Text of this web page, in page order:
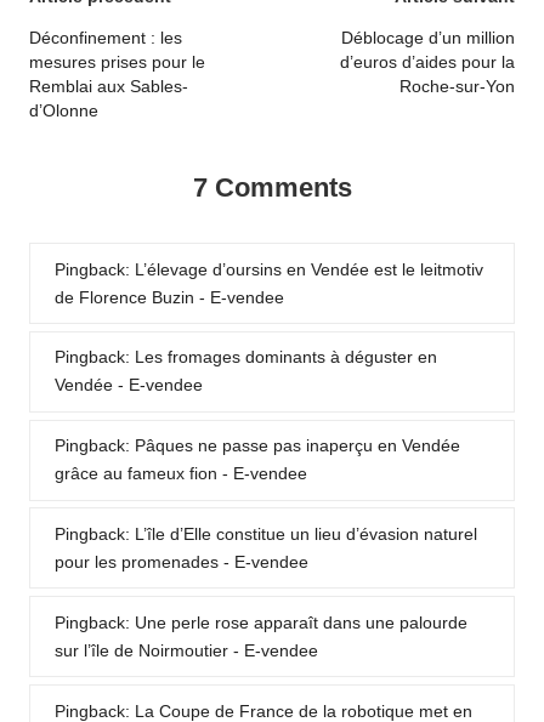
navigation
Déconfinement : les
mesures prises pour le
Remblai aux Sables-
d’Olonne
Déblocage d’un million
d’euros d’aides pour la
Roche-sur-Yon
7 Comments
Pingback: L’élevage d’oursins en Vendée est le leitmotiv
de Florence Buzin - E-vendee
Pingback: Les fromages dominants à déguster en
Vendée - E-vendee
Pingback: Pâques ne passe pas inaperçu en Vendée
grâce au fameux fion - E-vendee
Pingback: L’île d’Elle constitue un lieu d’évasion naturel
pour les promenades - E-vendee
Pingback: Une perle rose apparaît dans une palourde
sur l’île de Noirmoutier - E-vendee
Pingback: La Coupe de France de la robotique met en